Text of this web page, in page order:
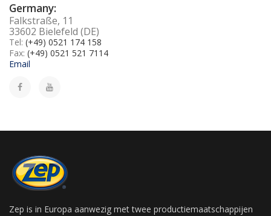
Germany:
Falkstraße, 11
33602 Bielefeld (DE)
Tel: (+49) 0521 174 158
Fax: (+49) 0521 521 7114
Email
Zep is in Europa aanwezig met twee productiemaatschappijen